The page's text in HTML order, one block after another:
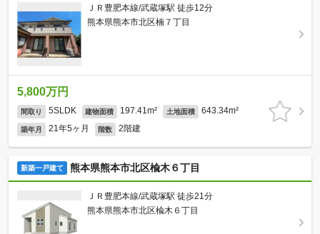
ＪＲ豊肥本線/武蔵塚駅 徒歩12分
熊本県熊本市北区楠７丁目
5,800万円
間取り 5SLDK 建物面積 197.41m² 土地面積 643.34m²
築年月 21年5ヶ月 階数 2階建
新築一戸建て 熊本県熊本市北区楡木６丁目
ＪＲ豊肥本線/武蔵塚駅 徒歩21分
熊本県熊本市北区楡木６丁目